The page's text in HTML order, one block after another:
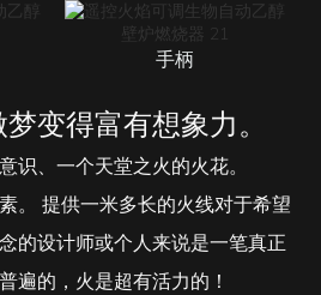
手柄
变得富有想象力。
识、一个天堂之火的火花。
。 提供一米多长的火线对于希望
的设计师或个人来说是一笔真正
遍的，火是超有活力的！